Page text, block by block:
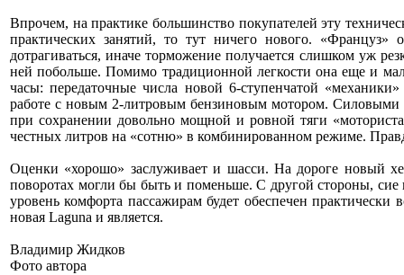
Впрочем, на практике большинство покупателей эту
практических занятий, то тут ничего нового.
дотрагиваться, иначе торможение получается слишком уж
ней побольше. Помимо традиционной легкости она еще и
часы: передаточные числа новой 6-ступенчатой
работе с новым 2-литровым бензиновым мотором.
при сохранении довольно мощной и ровной тяги
честных литров на «сотню» в комбинированном режиме.
Оценки «хорошо» заслуживает и шасси. На дороге новый
поворотах могли бы быть и поменьше. С другой стороны, сие
уровень комфорта пассажирам будет обеспечен
новая Laguna и является.
Владимир Жидков
Фото автора